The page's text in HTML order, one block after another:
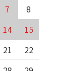
7
8
14
15
21
22